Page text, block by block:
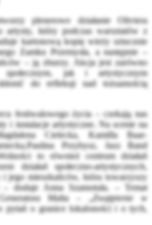
plenerowe działanie Oliviera
artysty, który podczas warsztatów z
kartonową kopię wieży sztucznie
Zamku Przemysła, a następnie –
– ją zburzy. Akcja jest zarówno
społecznym, jak i artystycznym
do refleksji nad tożsamością
festiwalowego życia – czekają nas
i instalacje artystyczne. Na scenie na
Cielecka, Kamilla Baar-
Przybysz, Jazz Band
to również centrum działań
działań społeczno-artystycznych,
jego mieszkańców, która towarzyszy
dodaje Anna Szamotuła. – Temat
Malta – „Zwątpienie w
pytań o granice lokaloności i o tych,